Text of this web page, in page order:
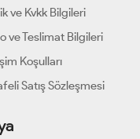
ve Kvkk Bilgileri
ve Teslimat Bilgileri
Koşulları
Satış Sözleşmesi